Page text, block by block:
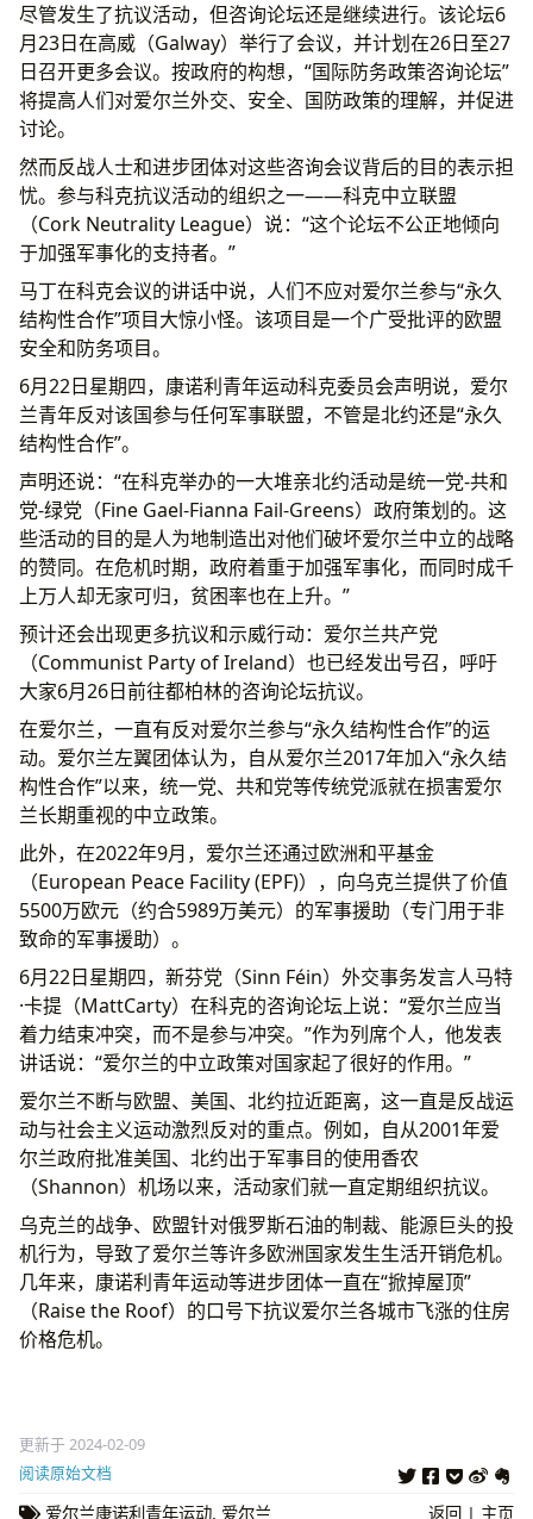
尽管发生了抗议活动，但咨询论坛还是继续进行。该论坛6
月23日在高威（Galway）举行了会议，并计划在26日至27
日召开更多会议。按政府的构想，“国际防务政策咨询论坛”
将提高人们对爱尔兰外交、安全、国防政策的理解，并促进
讨论。
然而反战人士和进步团体对这些咨询会议背后的目的表示担
忧。参与科克抗议活动的组织之一——科克中立联盟
（Cork Neutrality League）说：“这个论坛不公正地倾向
于加强军事化的支持者。”
马丁在科克会议的讲话中说，人们不应对爱尔兰参与“永久
结构性合作”项目大惊小怪。该项目是一个广受批评的欧盟
安全和防务项目。
6月22日星期四，康诺利青年运动科克委员会声明说，爱尔
兰青年反对该国参与任何军事联盟，不管是北约还是“永久
结构性合作”。
声明还说：“在科克举办的一大堆亲北约活动是统一党-共和
党-绿党（Fine Gael-Fianna Fail-Greens）政府策划的。这
些活动的目的是人为地制造出对他们破坏爱尔兰中立的战略
的赞同。在危机时期，政府着重于加强军事化，而同时成千
上万人却无家可归，贫困率也在上升。”
预计还会出现更多抗议和示威行动：爱尔兰共产党
（Communist Party of Ireland）也已经发出号召，呼吁
大家6月26日前往都柏林的咨询论坛抗议。
在爱尔兰，一直有反对爱尔兰参与“永久结构性合作”的运
动。爱尔兰左翼团体认为，自从爱尔兰2017年加入“永久结
构性合作”以来，统一党、共和党等传统党派就在损害爱尔
兰长期重视的中立政策。
此外，在2022年9月，爱尔兰还通过欧洲和平基金
（European Peace Facility (EPF)），向乌克兰提供了价值
5500万欧元（约合5989万美元）的军事援助（专门用于非
致命的军事援助）。
6月22日星期四，新芬党（Sinn Féin）外交事务发言人马特
·卡提（MattCarty）在科克的咨询论坛上说：“爱尔兰应当
着力结束冲突，而不是参与冲突。”作为列席个人，他发表
讲话说：“爱尔兰的中立政策对国家起了很好的作用。”
爱尔兰不断与欧盟、美国、北约拉近距离，这一直是反战运
动与社会主义运动激烈反对的重点。例如，自从2001年爱
尔兰政府批准美国、北约出于军事目的使用香农
（Shannon）机场以来，活动家们就一直定期组织抗议。
乌克兰的战争、欧盟针对俄罗斯石油的制裁、能源巨头的投
机行为，导致了爱尔兰等许多欧洲国家发生生活开销危机。
几年来，康诺利青年运动等进步团体一直在“掀掉屋顶”
（Raise the Roof）的口号下抗议爱尔兰各城市飞涨的住房
价格危机。
更新于 2024-02-09
阅读原始文档
爱尔兰康诺利青年运动, 爱尔兰 返回 | 主页